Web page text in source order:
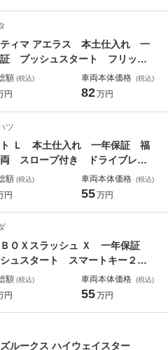
新品
ティマ アエラス 本土仕入れ 一
プッシュスタート フリップ
モニター 両側パワースライド
フルセグＴＶ ナビ Ｂｌｕｅ
新品
額 (税込)
円
車両本体価格 (税込)
82万円
ツ
ト Ｌ 本土仕入れ 一年保証 福
スロープ付き ドライブレコ
キーレスキー アイドリング
プ 盗難防止システム 衝突安
額 (税込)
円
車両本体価格 (税込)
55万円
ＢＯＸスラッシュ Ｘ 一年保証
ュスタート スマートキー２
ザーシート フルセグＴＶナ
Ｄ／ＤＶＤ Ｂｌｕｅｔｏｏｔ
額 (税込)
円
車両本体価格 (税込)
55万円
ルークス ハイウェイスター